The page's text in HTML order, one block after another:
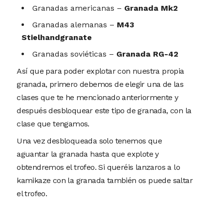
Granadas americanas – Granada Mk2
Granadas alemanas – M43
Stielhandgranate
Granadas soviéticas – Granada RG-42
Así que para poder explotar con nuestra propia
granada, primero debemos de elegir una de las
clases que te he mencionado anteriormente y
después desbloquear este tipo de granada, con la
clase que tengamos.
Una vez desbloqueada solo tenemos que
aguantar la granada hasta que explote y
obtendremos el trofeo. Si queréis lanzaros a lo
kamikaze con la granada también os puede saltar
el trofeo.